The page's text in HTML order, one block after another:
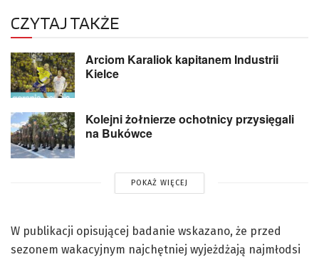
CZYTAJ TAKŻE
Arciom Karaliok kapitanem Industrii
Kielce
Kolejni żołnierze ochotnicy przysięgali
na Bukówce
POKAŻ WIĘCEJ
W publikacji opisującej badanie wskazano, że przed
sezonem wakacyjnym najchętniej wyjeżdżają najmłodsi